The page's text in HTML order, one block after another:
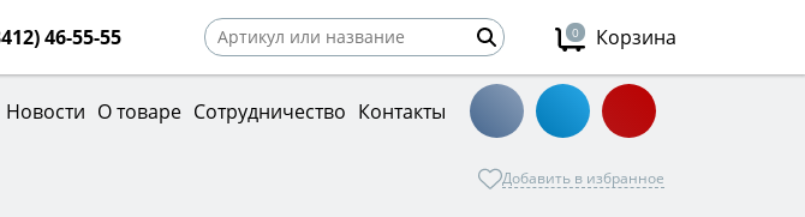
46-55-55 0 Корзина
Новости О товаре Сотрудничество Контакты
Добавить в избранное